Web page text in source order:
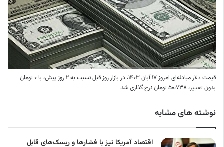
قیمت دلار مبادله‌ای امروز ۱۷ آبان ۱۴۰۳، در بازار روز قبل نسبت به ۲ روز پیش، با ۰ تومان
بدون تغییر، ۵۰،۷۳۸ تومان نرخ گذاری شد.
نوشته های مشابه
اقتصاد آمریکا نیز با فشارها و ریسک‌های قابل